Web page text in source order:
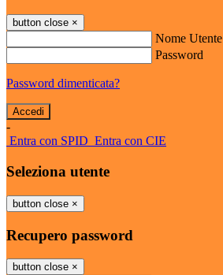
button close ×
Nome Utente
Password
Password dimenticata?
-
Entra con SPID Entra con CIE
Seleziona utente
button close ×
Recupero password
button close ×